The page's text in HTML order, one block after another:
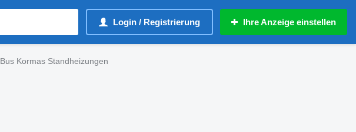
Login / Registrierung Ihre Anzeige einstellen
Bus Kormas Standheizungen